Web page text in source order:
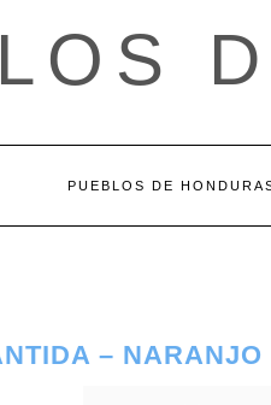
PUEBLOS DE
– NARANJO